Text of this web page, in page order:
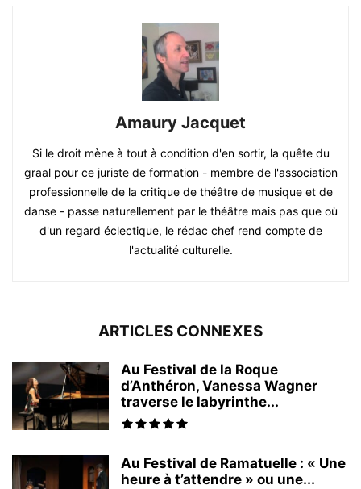
Amaury Jacquet
Si le droit mène à tout à condition d'en sortir, la quête du
graal pour ce juriste de formation - membre de l'association
professionnelle de la critique de théâtre de musique et de
danse - passe naturellement par le théâtre mais pas que où
d'un regard éclectique, le rédac chef rend compte de
l'actualité culturelle.
ARTICLES CONNEXES
Au Festival de la Roque
d’Anthéron, Vanessa Wagner
traverse le labyrinthe...
Au Festival de Ramatuelle : « Une
heure à t’attendre » ou une...